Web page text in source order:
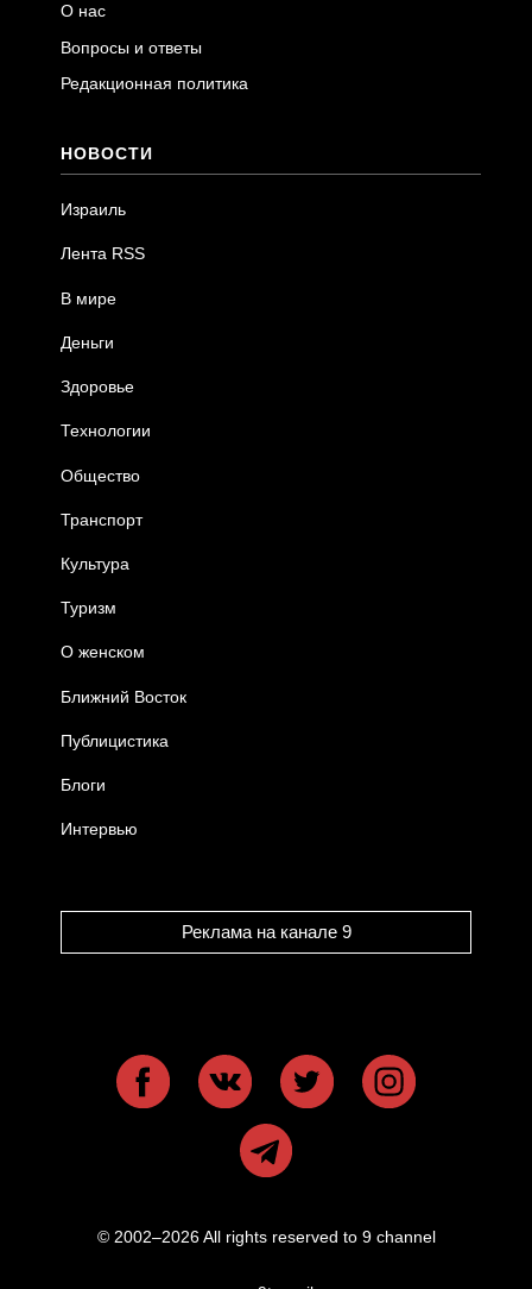
О нас
Вопросы и ответы
Редакционная политика
НОВОСТИ
Израиль
Лента RSS
В мире
Деньги
Здоровье
Технологии
Общество
Транспорт
Культура
Туризм
О женском
Ближний Восток
Публицистика
Блоги
Интервью
Реклама на канале 9
© 2002–2026 All rights reserved to 9 channel